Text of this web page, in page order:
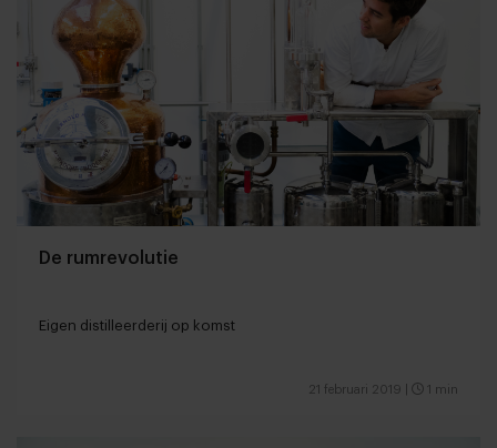
De rumrevolutie
Eigen distilleerderij op komst
21 februari 2019 1 min